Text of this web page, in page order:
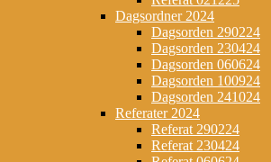
Dagsordner 2024
Dagsorden 290224
Dagsorden 230424
Dagsorden 060624
Dagsorden 100924
Dagsorden 241024
Referater 2024
Referat 290224
Referat 230424